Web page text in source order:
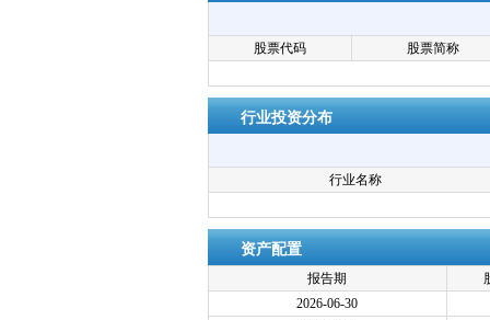
股票代码 股票简称
行业投资分布
行业名称
资产配置
报告期
2026-06-30